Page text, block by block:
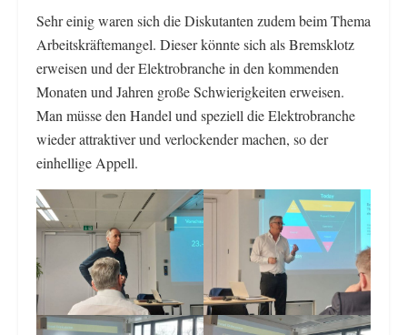
Sehr einig waren sich die Diskutanten zudem beim Thema
Arbeitskräftemangel. Dieser könnte sich als Bremsklotz
erweisen und der Elektrobranche in den kommenden
Monaten und Jahren große Schwierigkeiten erweisen.
Man müsse den Handel und speziell die Elektrobranche
wieder attraktiver und verlockender machen, so der
einhellige Appell.